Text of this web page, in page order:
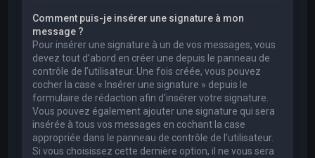
Comment puis-je insérer une signature à mon
message ?
Pour insérer une signature à un de vos messages, vous
devez tout d’abord en créer une depuis le panneau de
contrôle de l’utilisateur. Une fois créée, vous pouvez
cocher la case « Insérer une signature » depuis le
formulaire de rédaction afin d’insérer votre signature.
Vous pouvez également ajouter une signature qui sera
insérée à tous vos messages en cochant la case
appropriée dans le panneau de contrôle de l’utilisateur.
Si vous choisissez cette dernière option, il ne vous sera